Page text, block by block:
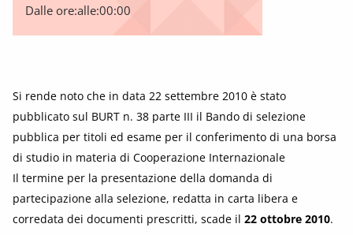
Dalle ore:alle:00:00
Si rende noto che in data 22 settembre 2010 è stato
pubblicato sul BURT n. 38 parte III il Bando di selezione
pubblica per titoli ed esame per il conferimento di una borsa
di studio in materia di Cooperazione Internazionale
Il termine per la presentazione della domanda di
partecipazione alla selezione, redatta in carta libera e
corredata dei documenti prescritti, scade il 22 ottobre 2010.